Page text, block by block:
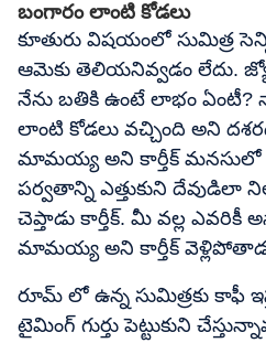
బంగారం లాంటి కోడలు
కూతురు విషయంలో సుమిత్ర
ఆమెకు తెలియనివ్వడం లేదు.
నేను బతికి ఉంటే లాభం ఏంటీ?
లాంటి కోడలు వచ్చింది అని
మామయ్య అని కార్తీక్ మనసులో
పర్వతాన్ని ఎత్తుకుని దేవుడిలా
చెప్తాడు కార్తీక్. మీ వల్ల ఎవరికీ
మామయ్య అని కార్తీక్
రూమ్ లో ఉన్న సుమిత్రకు కాఫీ
టైమింగ్ గుర్తు పెట్టుకుని